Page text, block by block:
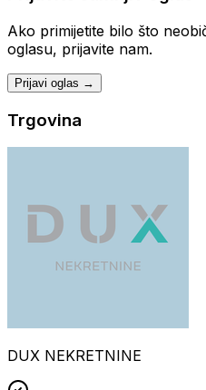
Ako primijetite bilo što
oglasu, prijavite nam.
Prijavi oglas →
Trgovina
DUX NEKRETNINE